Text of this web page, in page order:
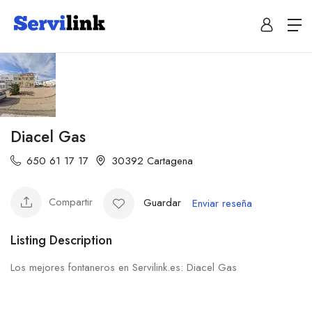
Diacel Gas
650 61 17 17 30392 Cartagena
Compartir Guardar Enviar reseña
Listing Description
Los mejores fontaneros en Servilink.es: Diacel Gas